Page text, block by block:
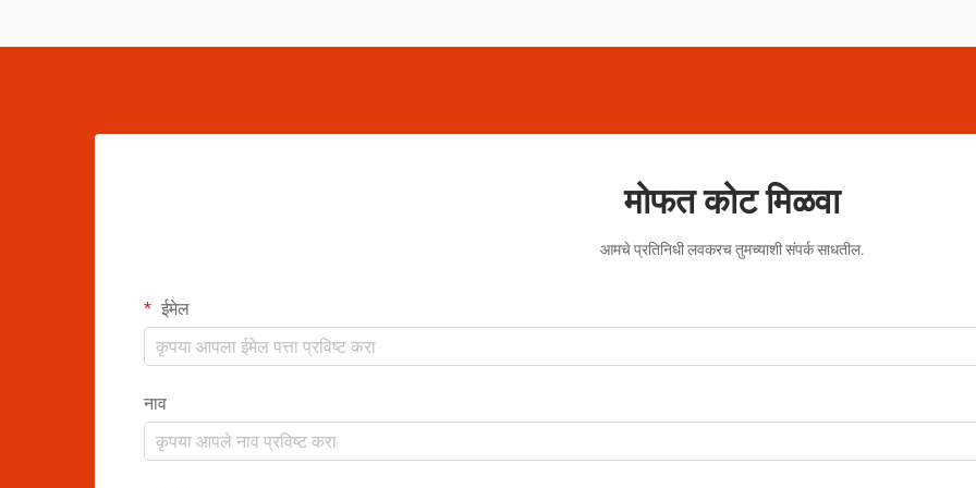
मोफत कोट मिळवा
आमचे प्रतिनिधी लवकरच तुमच्याशी संपर्क साधतील.
ईमेल
नाव